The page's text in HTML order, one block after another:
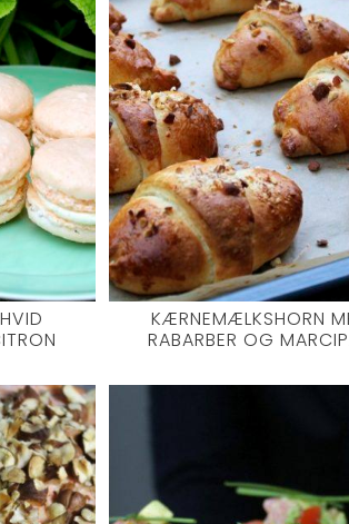
KÆRNEMÆLKSHORN
RABARBER OG